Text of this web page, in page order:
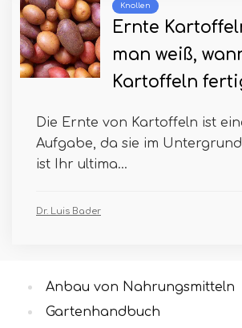
Knollen
Ernte
man weiß,
Kartoffeln
Die Ernte von Kartoffeln ist
Aufgabe, da sie im Untergrund
ist Ihr ultima...
Dr. Luis Bader
Anbau von Nahrungsmitteln
Gartenhandbuch